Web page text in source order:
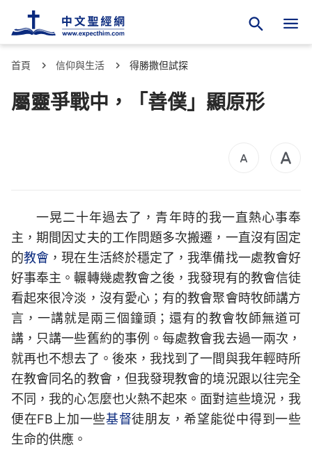
首頁 信仰與生活 得勝撒但試探
屬靈爭戰中，「善僕」顯原形
一晃二十年過去了，青年時的我一直熱心事奉
主，期間因丈夫的工作問題多次搬遷，一直沒有固定
的教會 ，現在生活終於穩定了，我準備找一處教會好
好事奉主。輾轉幾處教會之後，我發現有的教會信徒
看起來很冷淡，沒有愛心；有的教會聚會時牧師講方
言，一講就是兩三個鐘頭；還有的教會牧師無道可
講，只講一些舊約的事例。每處教會我去過一兩次，
就再也不想去了。後來，我找到了一間與我年輕時所
在教會同名的教會，但我發現教會的境況跟以往完全
不同，我的心怎麼也火熱不起來。面對這些境況，我
便在FB上加一些基督徒朋友，希望能從中得到一些
生命的供應。